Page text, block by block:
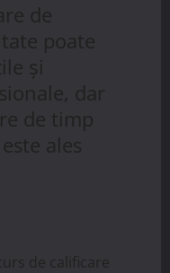
de
poate
și
dar
de timp
ales
de calificare